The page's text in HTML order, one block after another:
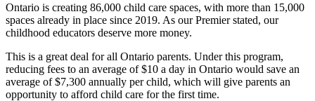
Ontario is creating 86,000 child care spaces, with more than 15,000
spaces already in place since 2019. As our Premier stated, our
childhood educators deserve more money.
This is a great deal for all Ontario parents. Under this program,
reducing fees to an average of $10 a day in Ontario would save an
average of $7,300 annually per child, which will give parents an
opportunity to afford child care for the first time.